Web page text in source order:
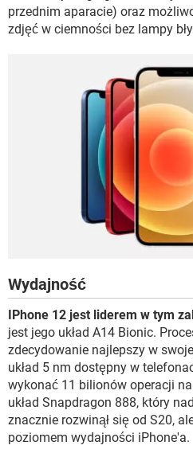
przednim aparacie) oraz
zdjęć w ciemności bez lampy
Wydajność
IPhone 12 jest liderem w tym
jest jego układ A14 Bionic.
zdecydowanie najlepszy w
układ 5 nm dostępny w
wykonać 11 bilionów operacji
układ Snapdragon 888, który
znacznie rozwinął się od S20,
poziomem wydajności iPhone'a.